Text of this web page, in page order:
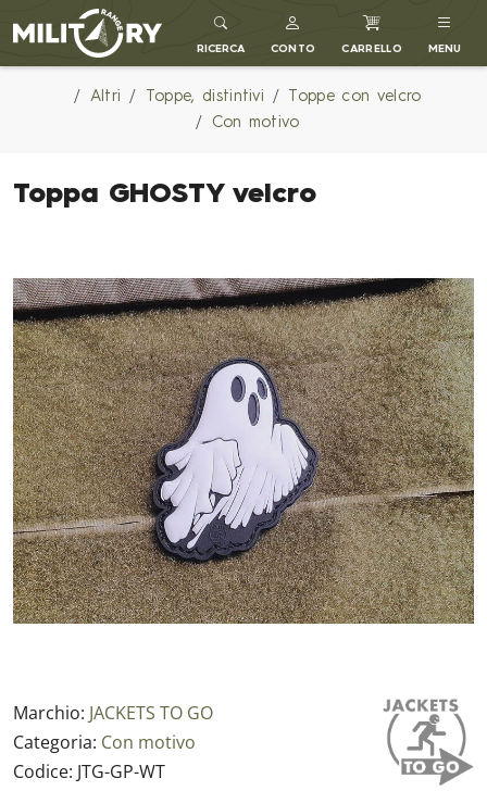
MILITARY RANGE IT
RICERCA CONTO CARRELLO MENU
Altri Toppe, distintivi
Toppe con velcro
Con motivo
Toppa GHOSTY velcro
Marchio: JACKETS TO GO
Categoria: Con motivo
Codice: JTG-GP-WT